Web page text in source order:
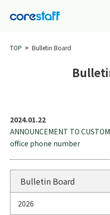
TOP Bulletin Board
2024.01.22
ANNOUNCEMENT TO
office phone number
Bulletin Board
2026